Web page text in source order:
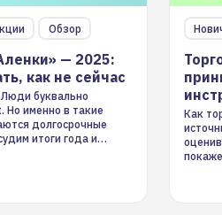
Обзор
— 2025:
как не сейчас
буквально
Но именно в такие
долгосрочные
итоги года и
Как